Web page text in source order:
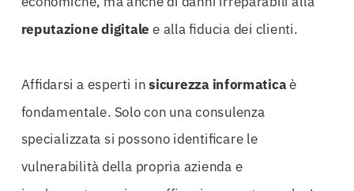
reputazione digitale e alla fiducia dei clienti.
Affidarsi a esperti insicurezza informaticaè
fondamentale. Solo con una consulenza
specializzata si possono identificare le
vulnerabilità della propria azienda e